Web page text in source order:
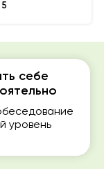
себе
уровень
5